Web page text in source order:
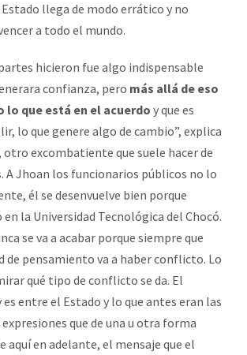
llega de modo errático y no
a todo el mundo.
hicieron fue algo indispensable
confianza, pero más allá de eso
lo que está en el acuerdo y que es
lo que genere algo de cambio”, explica
excombatiente que suele hacer de
A Jhoan los funcionarios públicos no lo
él se desenvuelve bien porque
la Universidad Tecnológica del Chocó.
se va a acabar porque siempre que
de pensamiento va a haber conflicto. Lo
qué tipo de conflicto se da. El
es entre el Estado y lo que antes eran las
expresiones que de una u otra forma
aquí en adelante, el mensaje que el